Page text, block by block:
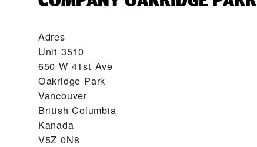
Adres
Unit 3510
650 W 41st Ave
Oakridge Park
Vancouver
British Columbia
Kanada
V5Z 0N8